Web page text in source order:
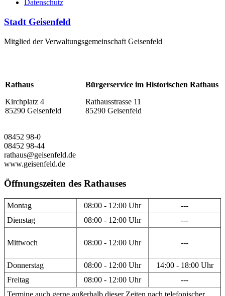
Datenschutz
Stadt Geisenfeld
Mitglied der Verwaltungsgemeinschaft Geisenfeld
Rathaus
Kirchplatz 4
85290 Geisenfeld
Bürgerservice im Historischen Rathaus
Rathausstrasse 11
85290 Geisenfeld
08452 98-0
08452 98-44
rathaus@geisenfeld.de
www.geisenfeld.de
Öffnungszeiten des Rathauses
Montag 08:00 - 12:00 Uhr
---
Dienstag
08:00 - 12:00 Uhr ---
Mittwoch 08:00 - 12:00 Uhr ---
Donnerstag 08:00 - 12:00 Uhr
14:00 - 18:00 Uhr
Freitag
08:00 - 12:00 Uhr
---